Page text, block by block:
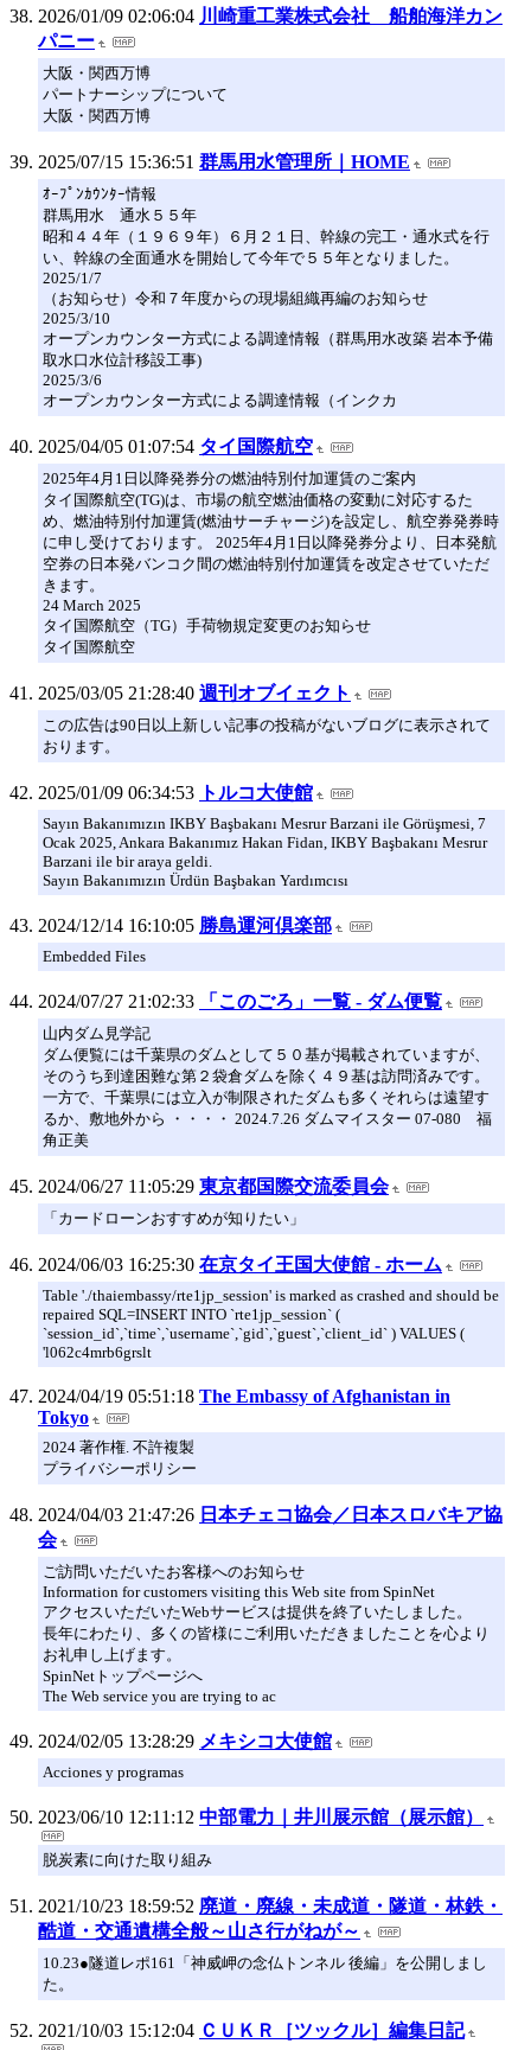
2026/01/09 02:06:04 川崎重工業株式会社 船舶海洋カン
パニー
大阪・関西万博
パートナーシップについて
大阪・関西万博
2025/07/15 15:36:51 群馬用水管理所｜HOME
ｵｰﾌﾟﾝｶｳﾝﾀｰ情報
群馬用水 通水５５年
昭和４４年（１９６９年）６月２１日、幹線の完工・通水式を行
い、幹線の全面通水を開始して今年で５５年となりました。
2025/1/7
（お知らせ）令和７年度からの現場組織再編のお知らせ
2025/3/10
オープンカウンター方式による調達情報（群馬用水改築 岩本予備
取水口水位計移設工事)
2025/3/6
オープンカウンター方式による調達情報（インクカ
2025/04/05 01:07:54 タイ国際航空
2025年4月1日以降発券分の燃油特別付加運賃のご案内
タイ国際航空(TG)は、市場の航空燃油価格の変動に対応するた
め、燃油特別付加運賃(燃油サーチャージ)を設定し、航空券発券時
に申し受けております。 2025年4月1日以降発券分より、日本発航
空券の日本発バンコク間の燃油特別付加運賃を改定させていただ
きます。
24 March 2025
タイ国際航空（TG）手荷物規定変更のお知らせ
タイ国際航空
2025/03/05 21:28:40 週刊オブイェクト
この広告は90日以上新しい記事の投稿がないブログに表示されて
おります。
2025/01/09 06:34:53 トルコ大使館
Sayın Bakanımızın IKBY Başbakanı Mesrur Barzani ile Görüşmesi, 7
Ocak 2025, Ankara Bakanımız Hakan Fidan, IKBY Başbakanı Mesrur
Barzani ile bir araya geldi.
Sayın Bakanımızın Ürdün Başbakan Yardımcısı
2024/12/14 16:10:05 勝島運河倶楽部
Embedded Files
2024/07/27 21:02:33 「このごろ」一覧 - ダム便覧
山内ダム見学記
ダム便覧には千葉県のダムとして５０基が掲載されていますが、
そのうち到達困難な第２袋倉ダムを除く４９基は訪問済みです。
一方で、千葉県には立入が制限されたダムも多くそれらは遠望す
るか、敷地外から ・・・・ 2024.7.26 ダムマイスター 07-080 福
角正美
2024/06/27 11:05:29 東京都国際交流委員会
「カードローンおすすめが知りたい」
2024/06/03 16:25:30 在京タイ王国大使館 - ホーム
Table './thaiembassy/rte1jp_session' is marked as crashed and should be
repaired SQL=INSERT INTO `rte1jp_session` (
`session_id`,`time`,`username`,`gid`,`guest`,`client_id` ) VALUES (
'l062c4mrb6grslt
2024/04/19 05:51:18 The Embassy of Afghanistan in
Tokyo
2024 著作権. 不許複製
プライバシーポリシー
2024/04/03 21:47:26 日本チェコ協会／日本スロバキア協
会
ご訪問いただいたお客様へのお知らせ
Information for customers visiting this Web site from SpinNet
アクセスいただいたWebサービスは提供を終了いたしました。
長年にわたり、多くの皆様にご利用いただきましたことを心より
お礼申し上げます。
SpinNetトップページへ
The Web service you are trying to ac
2024/02/05 13:28:29 メキシコ大使館
Acciones y programas
2023/06/10 12:11:12 中部電力｜井川展示館（展示館）
脱炭素に向けた取り組み
2021/10/23 18:59:52 廃道・廃線・未成道・隧道・林鉄・
酷道・交通遺構全般～山さ行がねが～
10.23●隧道レポ161「神威岬の念仏トンネル 後編」を公開しまし
た。
2021/10/03 15:12:04 ＣＵＫＲ［ツックル］編集日記